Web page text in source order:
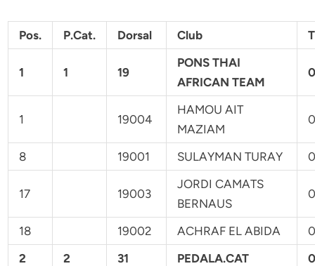
Pos. P.Cat. Dorsal Club
1 1 19
PONS THAI
AFRICAN TEAM
1 19004
HAMOU AIT
MAZIAM
8 19001 SULAYMAN TURAY
17 19003
JORDI CAMATS
BERNAUS
18 19002 ACHRAF EL ABIDA
2
2 31 PEDALA.CAT